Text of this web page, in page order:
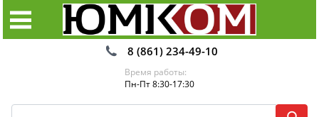
8 (861) 234-49-10
Время работы:
Пн-Пт 8:30-17:30